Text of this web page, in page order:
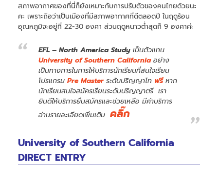
สภาพอากาศของที่นี่ก็ยังเหมาะกับการปรับตัวของคนไทยด้วยนะ
คะ เพราะถือว่าเป็นเมืองที่มีสภาพอากาศที่ดีตลอดปี ในฤดูร้อน
อุณหภูมิจะอยู่ที่ 22-30 องศา ส่วนฤดูหนาวต่ำสุดก็ 9 องศาค่ะ
EFL – North America Study เป็นตัวแทน
University of Southern Californiaอย่าง
เป็นทางการในการให้บริการนักเรียนที่สนใจเรียน
โปรแกรมPre Masterระดับปริญญาโท ฟรีหาก
นักเรียนสนใจสมัครเรียนระดับปริญญาตรี เรา
ยินดีให้บริการยื่นสมัครและช่วยเหลือ มีค่าบริการ
อ่านรายละเอียดเพิ่มเติมคลิ๊ก
University of Southern California
DIRECT ENTRY